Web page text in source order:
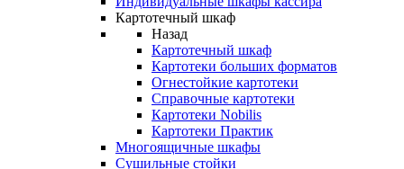
Картотечный шкаф
Назад
Картотечный шкаф
Картотеки больших форматов
Огнестойкие картотеки
Справочные картотеки
Картотеки Nobilis
Картотеки Практик
Многоящичные шкафы
Сушильные стойки